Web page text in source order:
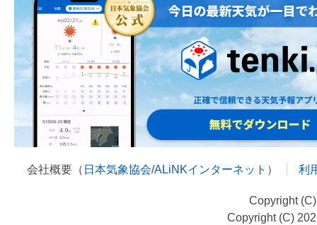
会社概要（ 日本気象協会/ALiNKインターネット ） 利
Copyright
Copyright (C)